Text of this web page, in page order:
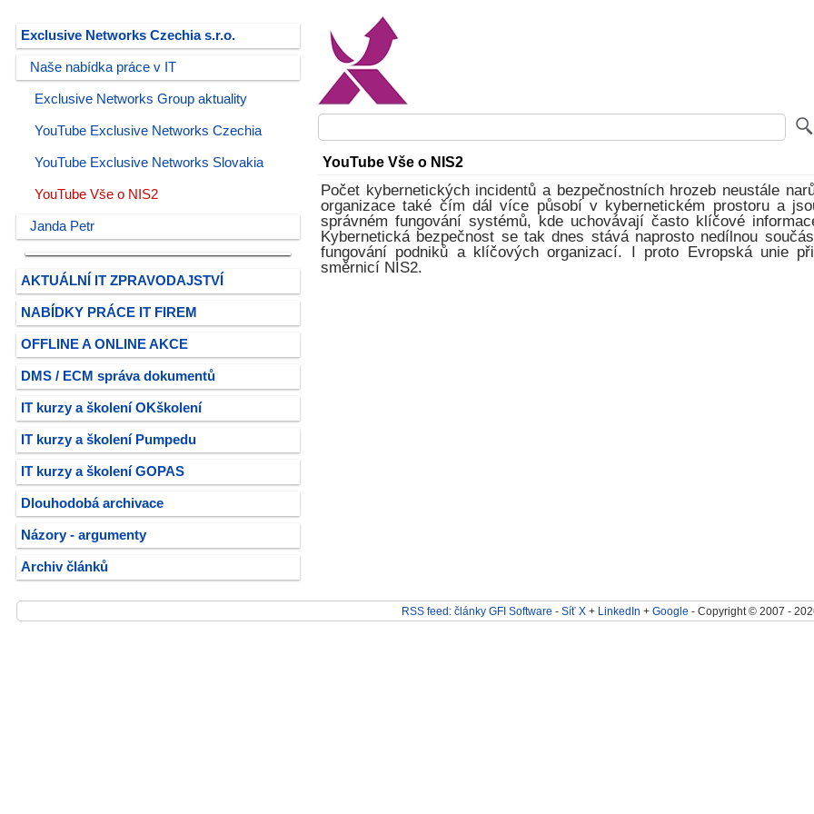
Exclusive Networks Czechia s.r.o.
Naše nabídka práce v IT
Exclusive Networks Group aktuality
YouTube Exclusive Networks Czechia
YouTube Exclusive Networks Slovakia
YouTube Vše o NIS2
Janda Petr
AKTUÁLNÍ IT ZPRAVODAJSTVÍ
NABÍDKY PRÁCE IT FIREM
OFFLINE A ONLINE AKCE
DMS / ECM správa dokumentů
IT kurzy a školení OKškolení
IT kurzy a školení Pumpedu
IT kurzy a školení GOPAS
Dlouhodobá archivace
Názory - argumenty
Archiv článků
YouTube Vše o NIS2
Počet kybernetických incidentů a bezpečnostních hrozeb neustále
organizace také čím dál více působí v kybernetickém prostoru a
správném fungování systémů, kde uchovávají často klíčové
Kybernetická bezpečnost se tak dnes stává naprosto nedílnou
fungování podniků a klíčových organizací. I proto Evropská unie
směrnicí NIS2.
RSS feed: články GFI Software - Síť X+ LinkedIn + Google - Copyright © 2007 -